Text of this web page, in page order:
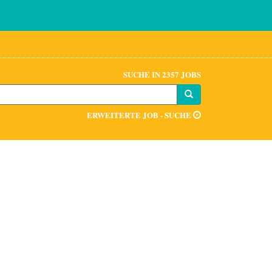
SUCHE IN 2357 JOBS
ERWEITERTE JOB - SUCHE